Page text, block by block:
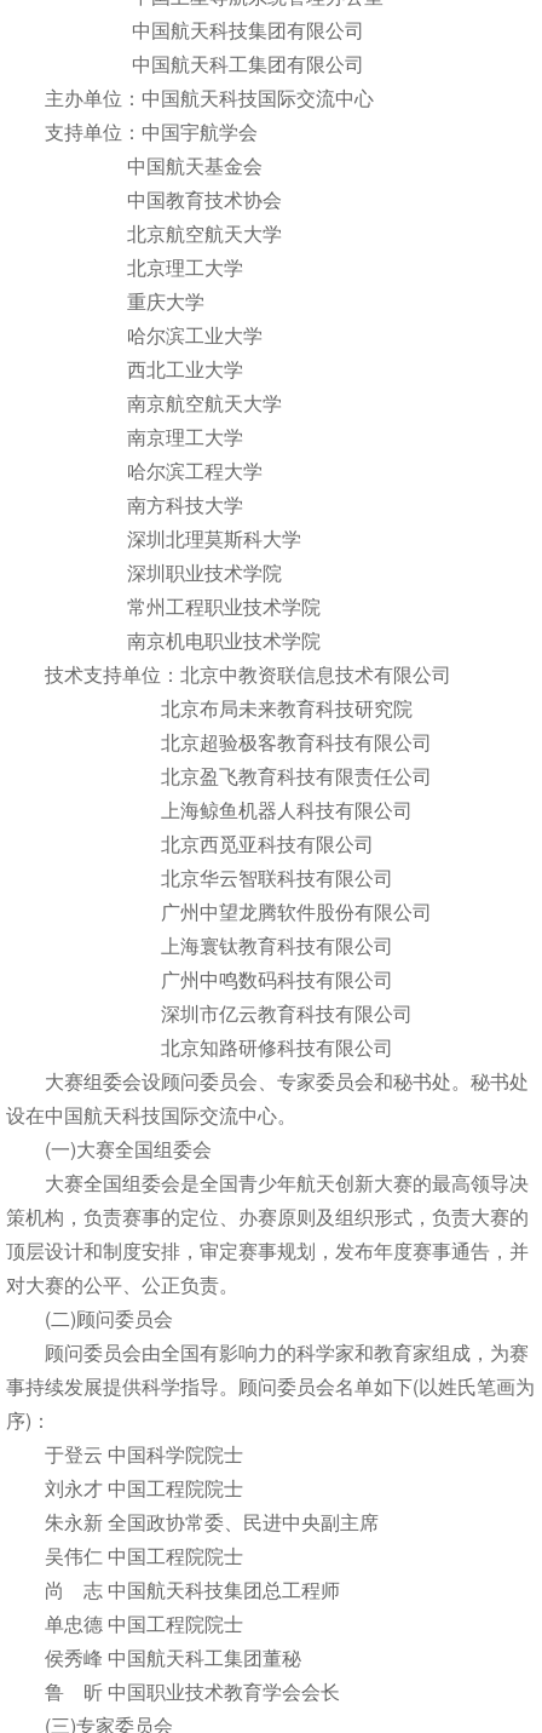
中国航天科技集团有限公司
中国航天科工集团有限公司
主办单位：中国航天科技国际交流中心
支持单位：中国宇航学会
中国航天基金会
中国教育技术协会
北京航空航天大学
北京理工大学
重庆大学
哈尔滨工业大学
西北工业大学
南京航空航天大学
南京理工大学
哈尔滨工程大学
南方科技大学
深圳北理莫斯科大学
深圳职业技术学院
常州工程职业技术学院
南京机电职业技术学院
技术支持单位：北京中教资联信息技术有限公司
北京布局未来教育科技研究院
北京超验极客教育科技有限公司
北京盈飞教育科技有限责任公司
上海鲸鱼机器人科技有限公司
北京西觅亚科技有限公司
北京华云智联科技有限公司
广州中望龙腾软件股份有限公司
上海寰钛教育科技有限公司
广州中鸣数码科技有限公司
深圳市亿云教育科技有限公司
北京知路研修科技有限公司
大赛组委会设顾问委员会、专家委员会和秘书处。秘书处
设在中国航天科技国际交流中心。
(一)大赛全国组委会
大赛全国组委会是全国青少年航天创新大赛的最高领导决
策机构，负责赛事的定位、办赛原则及组织形式，负责大赛的
顶层设计和制度安排，审定赛事规划，发布年度赛事通告，并
对大赛的公平、公正负责。
(二)顾问委员会
顾问委员会由全国有影响力的科学家和教育家组成，为赛
事持续发展提供科学指导。顾问委员会名单如下(以姓氏笔画为
序)：
于登云 中国科学院院士
刘永才 中国工程院院士
朱永新 全国政协常委、民进中央副主席
吴伟仁 中国工程院院士
尚 志 中国航天科技集团总工程师
单忠德 中国工程院院士
侯秀峰 中国航天科工集团董秘
鲁 昕 中国职业技术教育学会会长
(三)专家委员会